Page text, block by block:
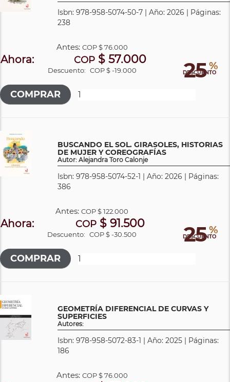
Isbn: 978-958-5074-50-7 | Año: 2026 | Páginas:
238
25 %
DESCUENTO
Antes: COP$ 76.000
Ahora: COP$ 57.000
Descuento: COP $ -19.000
BUSCANDO EL SOL. GIRASOLES, HISTORIAS
DE MUJER Y COREOGRAFÍAS
Autor: Alejandra Toro Calonje
Isbn: 978-958-5074-52-1 | Año: 2026 | Páginas:
386
25 %
DESCUENTO
Antes:COP$ 122.000
Ahora: COP$ 91.500
Descuento: COP $ -30.500
GEOMETRÍA DIFERENCIAL DE CURVAS Y
SUPERFICIES
Autores:
Isbn: 978-958-5072-83-1 | Año: 2025 | Páginas:
186
Antes: COP$ 76.000